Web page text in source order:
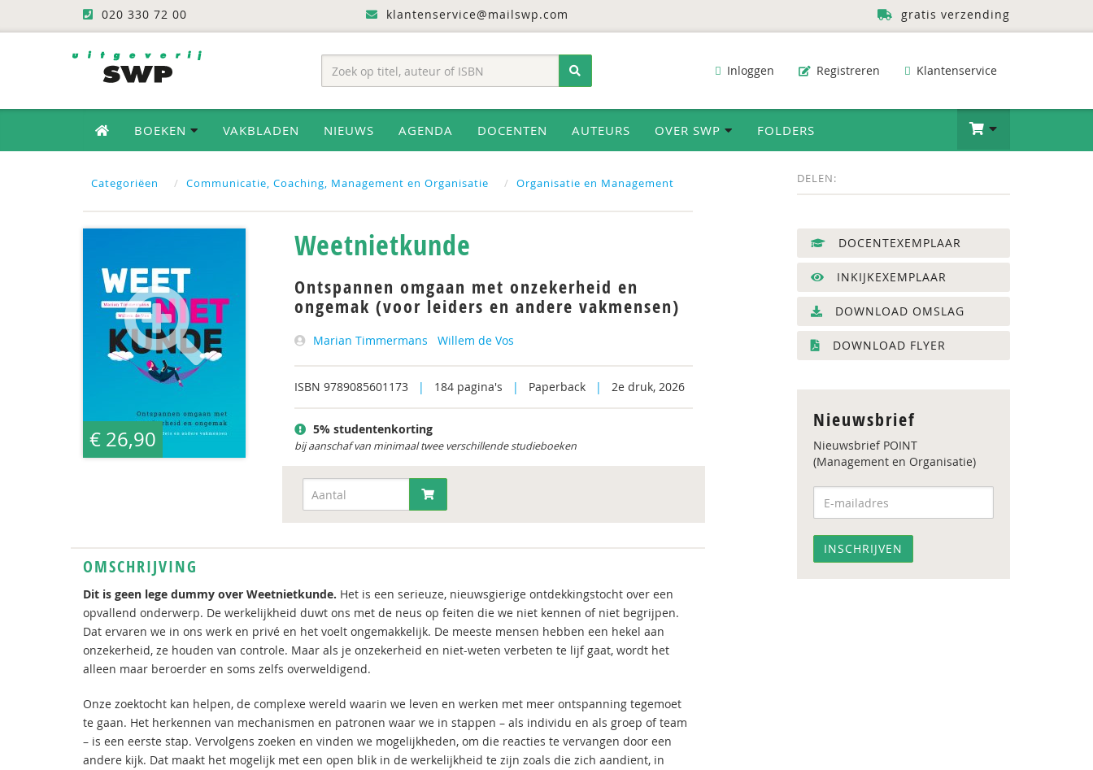
020 330 72 00 klantenservice@mailswp.com gratis verzending
Inloggen Registreren Klantenservice
BOEKEN VAKBLADEN NIEUWS AGENDA DOCENTEN AUTEURS OVER SWP FOLDERS
Categoriëen Communicatie, Coaching, Management en Organisatie Organisatie en Management DELEN:
€ 26,90
Weetnietkunde
Ontspannen omgaan met onzekerheid en
ongemak (voor leiders en andere vakmensen)
Marian Timmermans Willem de Vos
ISBN 9789085601173 | 184 pagina's | Paperback | 2e druk, 2026
5% studentenkorting
bij aanschaf van minimaal twee verschillende studieboeken
OMSCHRIJVING
Dit is geen lege dummy over Weetnietkunde. Het is een serieuze, nieuwsgierige ontdekkingstocht over een
opvallend onderwerp. De werkelijkheid duwt ons met de neus op feiten die we niet kennen of niet begrijpen.
Dat ervaren we in ons werk en privé en het voelt ongemakkelijk. De meeste mensen hebben een hekel aan
onzekerheid, ze houden van controle. Maar als je onzekerheid en niet-weten verbeten te lijf gaat, wordt het
alleen maar beroerder en soms zelfs overweldigend.
Onze zoektocht kan helpen, de complexe wereld waarin we leven en werken met meer ontspanning tegemoet
te gaan. Het herkennen van mechanismen en patronen waar we in stappen – als individu en als groep of team
– is een eerste stap. Vervolgens zoeken en vinden we mogelijkheden, om die reacties te vervangen door een
andere kijk. Dat maakt het mogelijk met een open blik in de werkelijkheid te zijn zoals die zich aandient, in
DOCENTEXEMPLAAR
INKIJKEXEMPLAAR
DOWNLOAD OMSLAG
DOWNLOAD FLYER
Nieuwsbrief
Nieuwsbrief POINT
(Management en Organisatie)